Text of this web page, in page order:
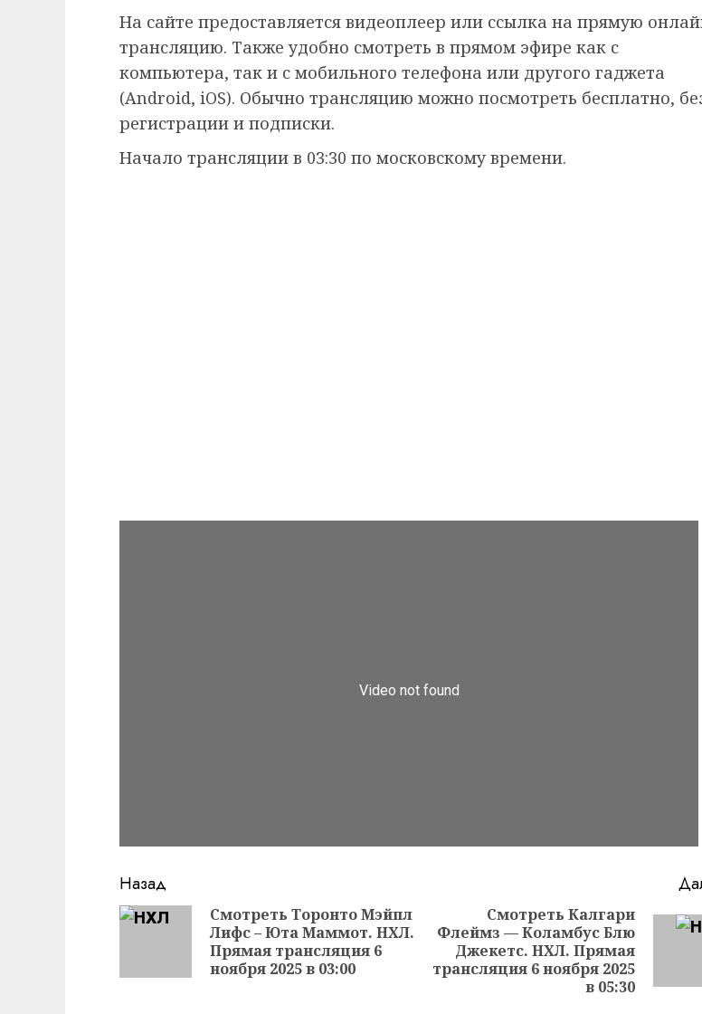
На сайте предоставляется видеоплеер или ссылка на прямую
трансляцию. Также удобно смотреть в прямом эфире как с
компьютера, так и с мобильного телефона или другого гаджета
(Android, iOS). Обычно трансляцию можно посмотреть бесплатно,
регистрации и подписки.
Начало трансляции в 03:30 по московскому времени.
Продолжить
чтение
Назад
Предыдущая
запись:
Смотреть Торонто Мэйпл
Лифс – Юта Маммот. НХЛ.
Прямая трансляция 6
ноября 2025 в 03:00
Следующая
запись:
Смотреть Калгари
Флеймз — Коламбус Блю
Джекетс. НХЛ. Прямая
трансляция 6 ноября 2025
в 05:30